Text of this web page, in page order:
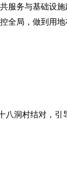
服务与基础设
全局，做到用
八洞村结对，引